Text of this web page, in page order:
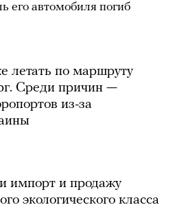
его автомобиля погиб
летать по маршруту
Среди причин —
из-за
импорт и продажу
экологического класса